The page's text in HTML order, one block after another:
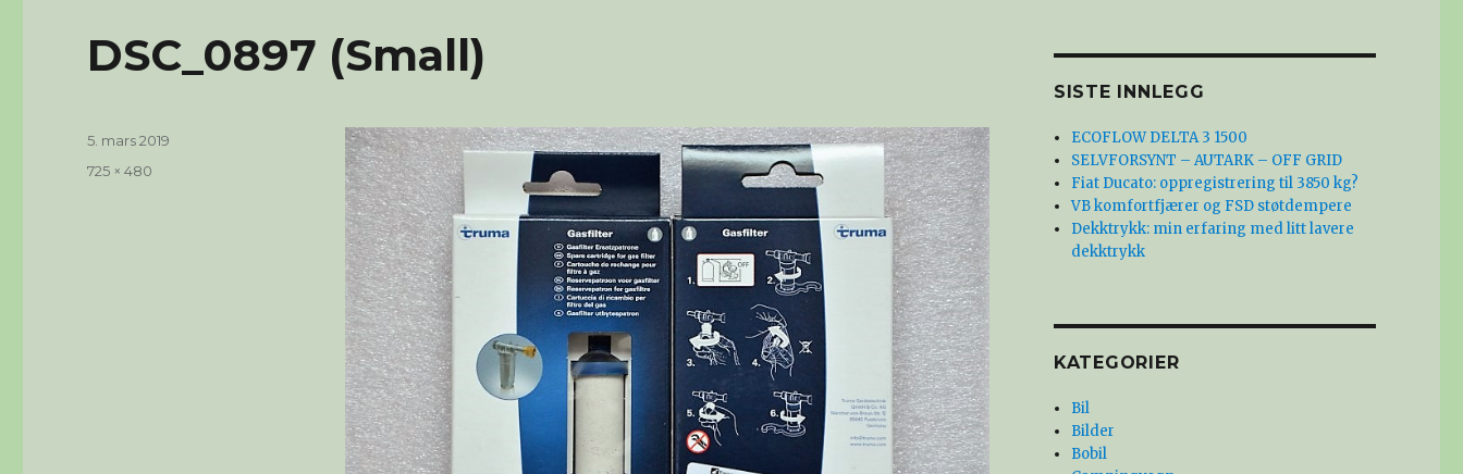
DSC_0897 (Small)
Publisert
5. mars 2019
Full
725 × 480
SISTE INNLEGG
ECOFLOW DELTA 3 1500
SELVFORSYNT – AUTARK – OFF GRID
Fiat Ducato: oppregistrering til 3850 kg?
VB komfortfjærer og FSD støtdempere
Dekktrykk: min erfaring med litt lavere
dekktrykk
KATEGORIER
Bil
Bilder
Bobil